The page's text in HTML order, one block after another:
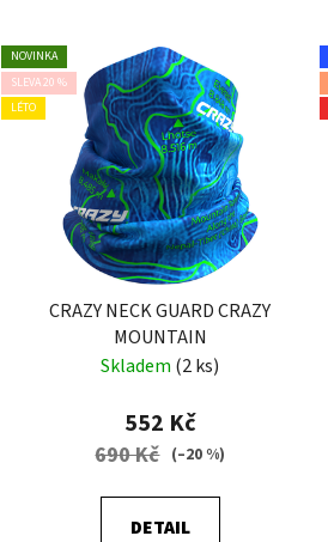
NOVINKA
SLEVA 20 %
LÉTO
CRAZY NECK GUARD CRAZY
MOUNTAIN
Skladem (2 ks)
552 Kč
690 Kč (–20 %)
DETAIL